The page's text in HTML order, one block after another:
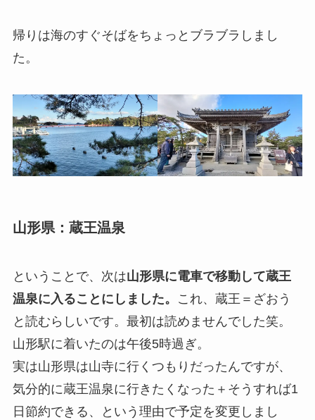
帰りは海のすぐそばをちょっとブラブラしまし
た。
山形県：蔵王温泉
ということで、次は山形県に電車で移動して蔵王
温泉に入ることにしました。
これ、蔵王＝ざおう
と読むらしいです。最初は読めませんでした笑。
山形駅に着いたのは午後5時過ぎ。
実は山形県は山寺に行くつもりだったんですが、
気分的に蔵王温泉に行きたくなった＋そうすれば1
日節約できる、という理由で予定を変更しまし